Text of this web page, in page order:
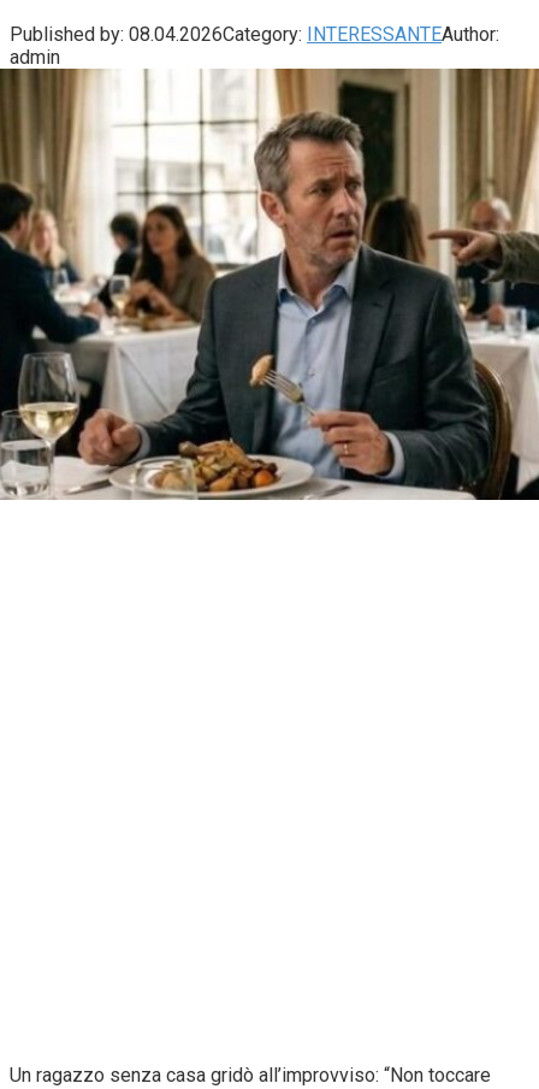
Published by: 08.04.2026Category: INTERESSANTEAuthor:
admin
Un ragazzo senza casa gridò all’improvviso: “Non toccare